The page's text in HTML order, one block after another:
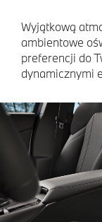
Wyjątkową
ambientowe
preferencji do
dynamicznymi